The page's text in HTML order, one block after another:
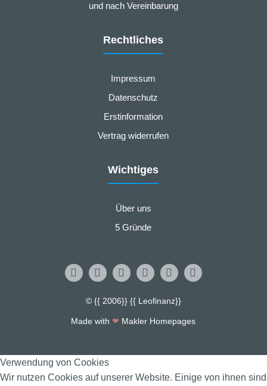
und nach Vereinbarung
Rechtliches
Impressum
Datenschutz
Erstinformation
Vertrag widerrufen
Wichtiges
Über uns
5 Gründe
© {{ 2006}} {{ Leofinanz}}
Made with❤ Makler Homepages
Verwendung von Cookies
Wir nutzen Cookies auf unserer Website. Einige von ihnen sind